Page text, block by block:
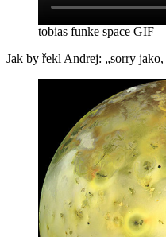
tobias funke space GIF
Jak by řekl Andrej: „sorry